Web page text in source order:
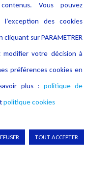
clé dans le cadre des
instances européennes sur
de la fibre en
Bilan de la régulation
Vous pouvez
des cookies
sur PARAMETRER
modifier votre décision à
préférences cookies en
plus : politique de
politique cookies
TOUT ACCEPTER